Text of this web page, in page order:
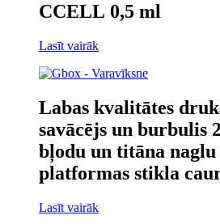
CCELL 0,5 ml
Lasīt vairāk
Labas kvalitātes
savācējs un burbulis
bļodu un titāna
platformas stikla
Lasīt vairāk